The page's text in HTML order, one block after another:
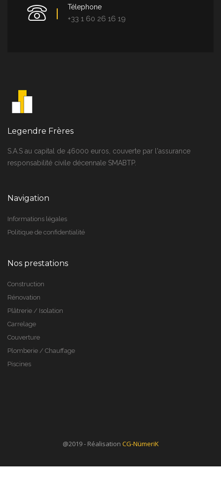
Télephone
+33 1 60 26 16 19
Legendre Frères
S.A.S au capital de 46000 euros, couverte par l'assurance
responsabilité civile décennale SMABTP.
Navigation
Informations légales
Politique de confidentialité
Nos prestations
Construction
Rénovation
Plâtrerie / Isolation
Carrelage
Couverture
Plomberie / Chauffage
Piscines
@2019 - Réalisation CG-NümeriK